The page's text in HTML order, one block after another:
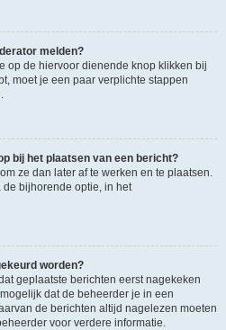
melden?
op de hiervoor dienende knop klikken bij
moet je een paar verplichte stappen
bij het plaatsen van een bericht?
ze dan later af te werken en te plaatsen.
bijhorende optie, in het
worden?
geplaatste berichten eerst nagekeken
dat de beheerder je in een
de berichten altijd nagelezen moeten
voor verdere informatie.